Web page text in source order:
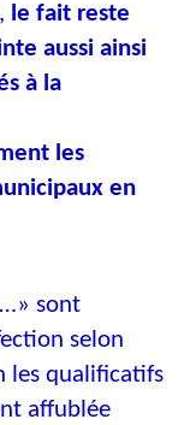
le fait reste
aussi ainsi
à la
les
en
sont
selon
les qualificatifs
affublée